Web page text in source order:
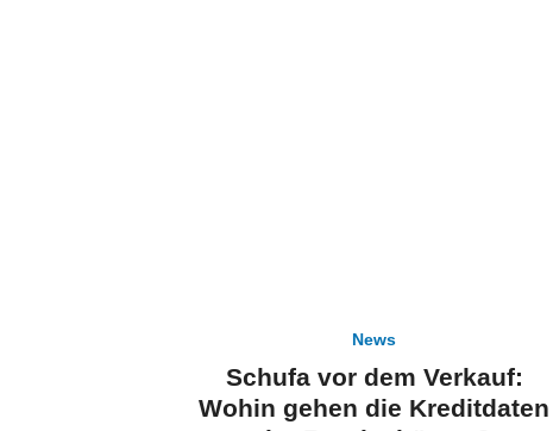
News
Schufa vor dem Verkauf:
Wohin gehen die Kreditdaten